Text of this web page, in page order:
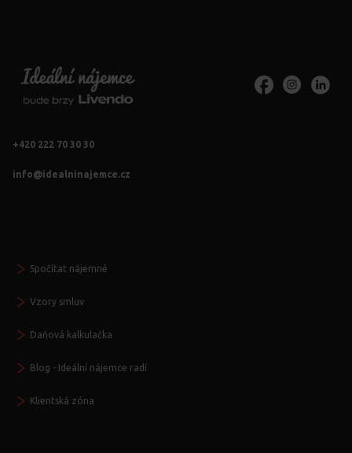
+420 222 70 30 30
info@idealninajemce.cz
Spočítat nájemné
Vzory smluv
Daňová kalkulačka
Blog - Ideální nájemce radí
Klientská zóna